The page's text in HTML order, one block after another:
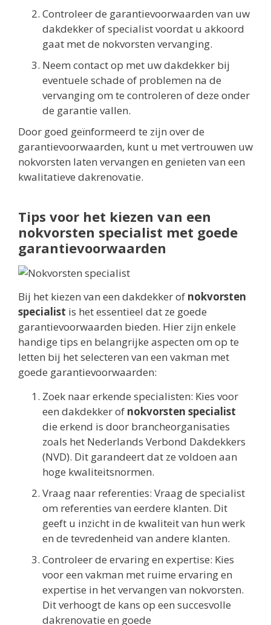
Controleer de garantievoorwaarden van uw
dakdekker of specialist voordat u akkoord
gaat met de nokvorsten vervanging.
Neem contact op met uw dakdekker bij
eventuele schade of problemen na de
vervanging om te controleren of deze onder
de garantie vallen.
Door goed geïnformeerd te zijn over de
garantievoorwaarden, kunt u met vertrouwen uw
nokvorsten laten vervangen en genieten van een
kwalitatieve dakrenovatie.
Tips voor het kiezen van een
nokvorsten specialist met goede
garantievoorwaarden
Bij het kiezen van een dakdekker of nokvorsten
specialist is het essentieel dat ze goede
garantievoorwaarden bieden. Hier zijn enkele
handige tips en belangrijke aspecten om op te
letten bij het selecteren van een vakman met
goede garantievoorwaarden:
Zoek naar erkende specialisten: Kies voor
een dakdekker of nokvorsten specialist
die erkend is door brancheorganisaties
zoals het Nederlands Verbond Dakdekkers
(NVD). Dit garandeert dat ze voldoen aan
hoge kwaliteitsnormen.
Vraag naar referenties: Vraag de specialist
om referenties van eerdere klanten. Dit
geeft u inzicht in de kwaliteit van hun werk
en de tevredenheid van andere klanten.
Controleer de ervaring en expertise: Kies
voor een vakman met ruime ervaring en
expertise in het vervangen van nokvorsten.
Dit verhoogt de kans op een succesvolle
dakrenovatie en goede